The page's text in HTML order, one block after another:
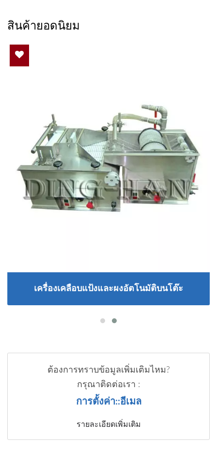
สินค้ายอดนิยม
เครื่องเคลือบแป้งและผงอัตโนมัติบนโต๊ะ
ต้องการทราบข้อมูลเพิ่มเติมไหม?
กรุณาติดต่อเรา :
การตั้งค่า::อีเมล
รายละเอียดเพิ่มเติม